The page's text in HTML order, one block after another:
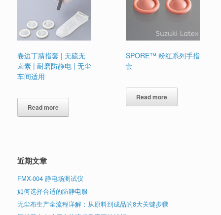
卷边丁腈指套 | 无硫无
卤素 | 耐磨防静电 | 无尘
车间适用
Read more
SPORE™ 粉红系列手指
套
Read more
近期文章
FMX-004 静电场测试仪
如何选择合适的防静电服
无尘布生产全流程详解：从原料到成品的8大关键步骤